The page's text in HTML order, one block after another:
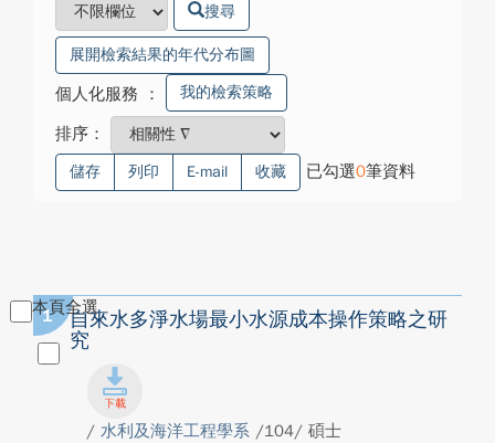
搜尋
展開檢索結果的年代分布圖
個人化服務 ： 我的檢索策略
排序：
儲存 列印 E-mail 收藏 已勾選0筆資料
本頁全選
1
自來水多淨水場最小水源成本操作策略之研
究
/ 水利及海洋工程學系 /104/ 碩士